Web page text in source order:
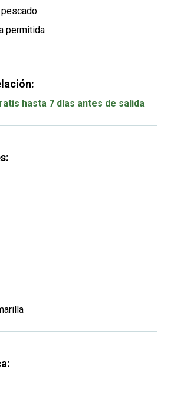
permitida
hasta 7 días antes de salida